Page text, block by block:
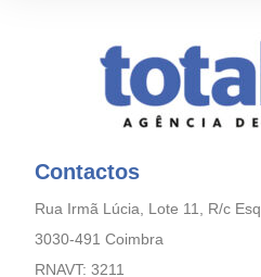
Contactos
Rua Irmã Lúcia, Lote 11, R/c Esq.
3030-491 Coimbra
RNAVT: 3211